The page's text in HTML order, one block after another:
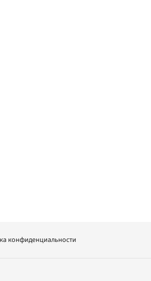
конфиденциальности